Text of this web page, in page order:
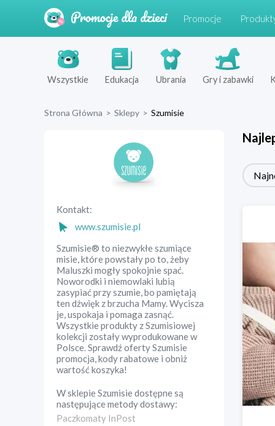
Promocje
Wszystkie Edukacja Ubrania Gry i zabawki
Strona Główna > Sklepy > Szumisie
Kontakt:
www.szumisie.pl
Szumisie® to niezwykłe szumiące
misie, które powstały po to, żeby
Maluszki mogły spokojnie spać.
Noworodki i niemowlaki lubią
zasypiać przy szumie, bo pamiętają
ten dźwięk z brzucha Mamy. Wycisza
je, uspokaja i pomaga zasnąć.
Wszystkie produkty z Szumisiowej
kolekcji zostały wyprodukowane w
Polsce. Sprawdź oferty Szumisie
promocja, kody rabatowe i obniż
wartość koszyka!
W sklepieSzumisiedostępne są
następujące metody dostawy:
Paczkomaty InPost